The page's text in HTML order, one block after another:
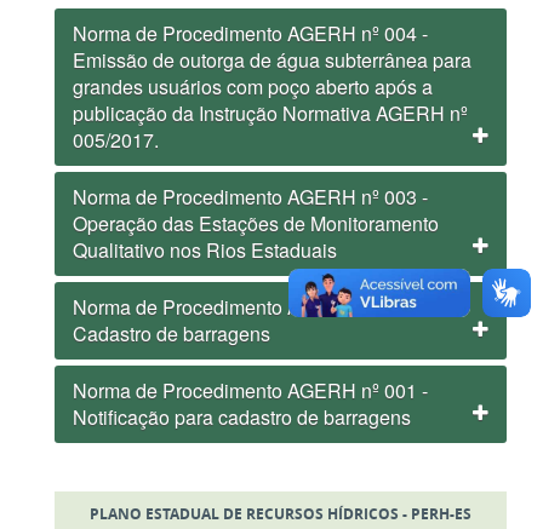
Norma de Procedimento AGERH nº 004 -
Emissão de outorga de água subterrânea para
grandes usuários com poço aberto após a
publicação da Instrução Normativa AGERH nº
005/2017.
Norma de Procedimento AGERH nº 003 -
Operação das Estações de Monitoramento
Qualitativo nos Rios Estaduais
Norma de Procedimento AGERH nº 002 -
Cadastro de barragens
Norma de Procedimento AGERH nº 001 -
Notificação para cadastro de barragens
PLANO ESTADUAL DE RECURSOS HÍDRICOS - PERH-ES